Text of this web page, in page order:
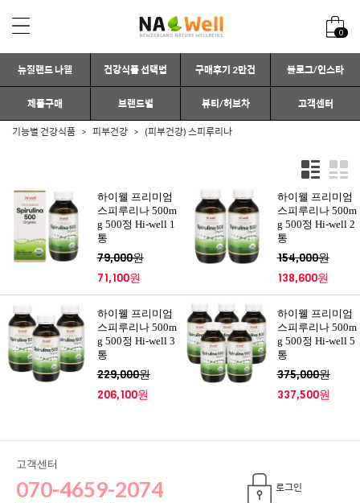
0
뉴질랜드 나웰 건강식품 선택법 구매후기 2만건 블로그/인스타
제품구매 브랜드별 뷰티/허브차 고객센터
기능별 건강식품 피부건강 (피부건강) 스피루리나
하이웰 프리미엄
스피루리나 500m
g 500정 Hi-well 1
통
79,000원
71,100원
하이웰 프리미엄
스피루리나 500m
g 500정 Hi-well 2
통
154,000원
138,600원
하이웰 프리미엄
스피루리나 500m
g 500정 Hi-well 3
통
229,000원
206,100원
하이웰 프리미엄
스피루리나 500m
g 500정 Hi-well 5
통
375,000원
337,500원
고객센터
070-4659-2074 로그인